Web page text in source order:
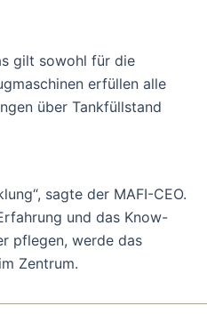
gilt sowohl für die
erfüllen alle
über Tankfüllstand
sagte der MAFI-CEO.
und das Know-
pflegen, werde das
Zentrum.